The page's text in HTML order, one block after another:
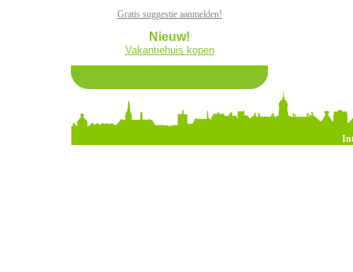
Gratis suggestie aanmelden!
Nieuw!
Vakantiehuis kopen